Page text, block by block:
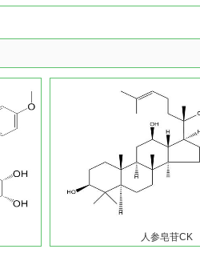
人参皂苷CK